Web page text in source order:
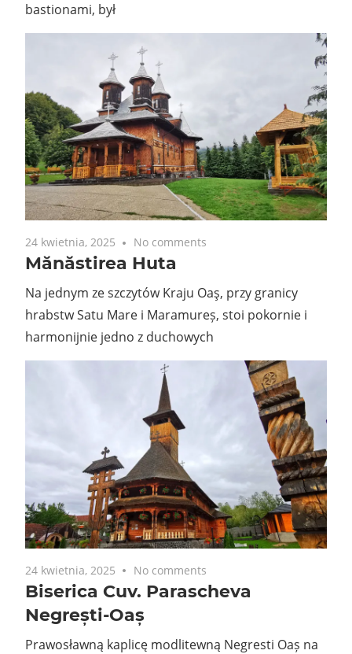
bastionami, był
24 kwietnia, 2025 No comments
Mănăstirea Huta
Na jednym ze szczytów Kraju Oaş, przy granicy
hrabstw Satu Mare i Maramureș, stoi pokornie i
harmonijnie jedno z duchowych
24 kwietnia, 2025 No comments
Biserica Cuv. Parascheva
Negrești-Oaș
Prawosławną kaplicę modlitewną Negresti Oaș na